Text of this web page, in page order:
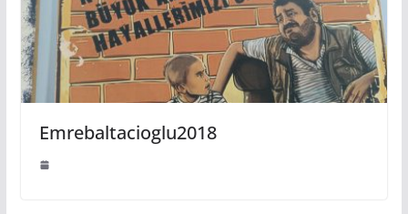
Emrebaltacioglu2018